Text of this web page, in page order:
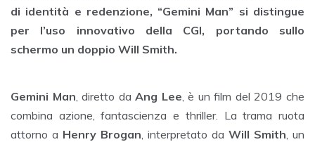
di identità e redenzione, “Gemini Man” si distingue
per l’uso innovativo della CGI, portando sullo
schermo un doppio Will Smith.
Gemini Man , diretto daAng Lee , è un film del 2019 che
combina azione, fantascienza e thriller. La trama ruota
attorno a Henry Brogan , interpretato da Will Smith , un